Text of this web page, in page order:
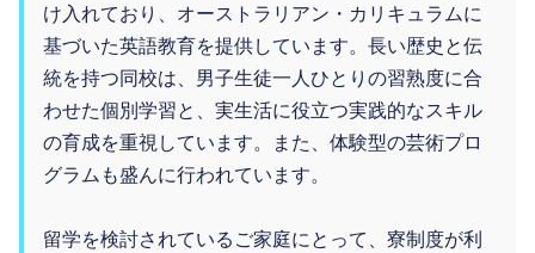
け入れており、オーストラリアン・カリキュラムに
基づいた英語教育を提供しています。長い歴史と伝
統を持つ同校は、男子生徒一人ひとりの習熟度に合
わせた個別学習と、実生活に役立つ実践的なスキル
の育成を重視しています。また、体験型の芸術プロ
グラムも盛んに行われています。
留学を検討されているご家庭にとって、寮制度が利